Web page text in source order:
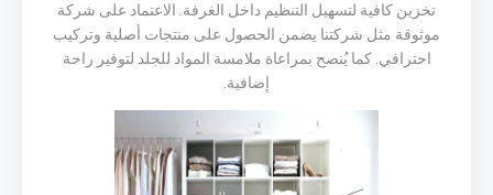
تخزين كافية لتسهيل التنظيم داخل الغرفة. الاعتماد على شركة
موثوقة مثل شركتنا يضمن الحصول على منتجات أصلية وتركيب
احترافي. كما يُنصح بمراعاة ملامسة المواد للجلد لتوفير راحة
إضافية.